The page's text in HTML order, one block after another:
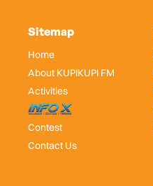
Sitemap
Home
About KUPIKUPI FM
Activities
InfoX
Contest
Contact Us